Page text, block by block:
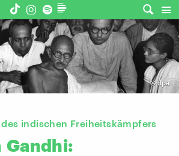
©dpa
indischen Freiheitskämpfers
Gandhi: